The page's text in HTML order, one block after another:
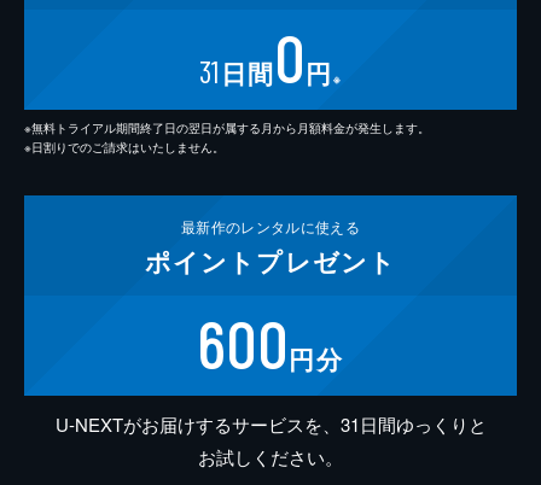
31 日間0円 ※
※無料トライアル期間終了日の翌日が属する月から月額料金が発生します。
※日割りでのご請求はいたしません。
最新作のレンタルに使える
ポイント プレゼント
600円分
U-NEXTがお届けするサービスを、31日間ゆっくりと
お試しください。